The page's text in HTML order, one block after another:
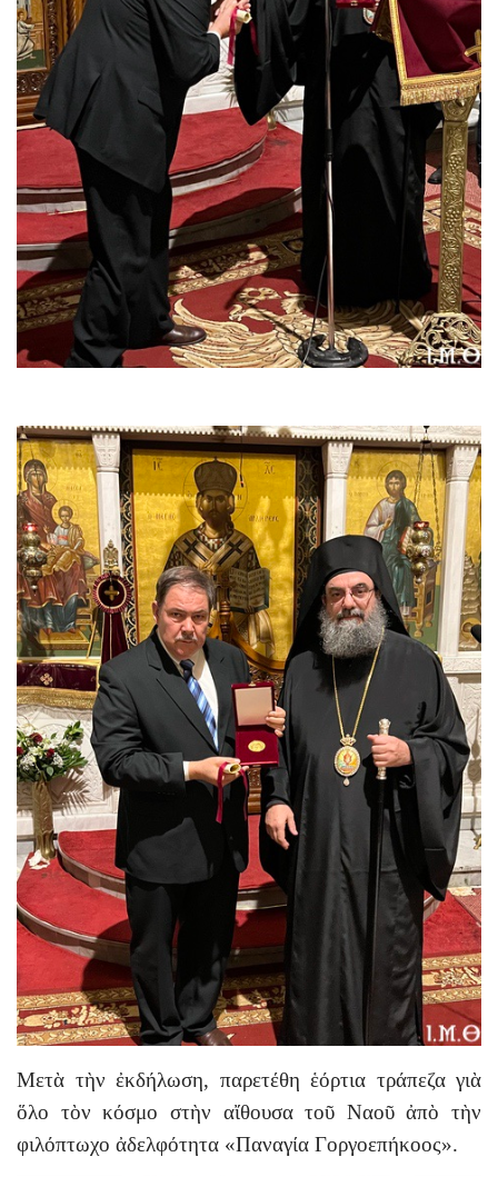
Μετὰ τὴν ἐκδήλωση, παρετέθη ἑόρτια τράπεζα γιὰ
ὅλο τὸν κόσμο στὴν αἴθουσα τοῦ Ναοῦ ἀπὸ τὴν
φιλόπτωχο ἀδελφότητα «Παναγία Γοργοεπήκοος».